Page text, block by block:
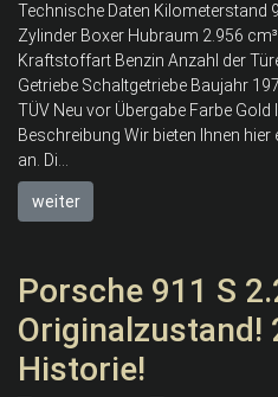
Technische Daten Kilometerstand
Zylinder Boxer Hubraum 2.956
Kraftstoffart Benzin Anzahl der
Getriebe Schaltgetriebe Baujahr
TÜV Neu vor Übergabe Farbe
Beschreibung Wir bieten Ihnen hier
an. Di...
weiter
Porsche 911 S
Originalzustand!
Historie!